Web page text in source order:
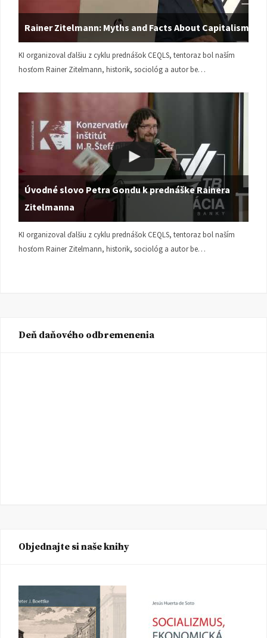
Rainer Zitelmann: Myths and Facts About Capitalism
KI organizoval ďalšiu z cyklu prednášok CEQLS, tentoraz bol naším
hosťom Rainer Zitelmann, historik, sociológ a autor be…
Úvodné slovo Petra Gondu k prednáške Rainera
Zitelmanna
KI organizoval ďalšiu z cyklu prednášok CEQLS, tentoraz bol naším
hosťom Rainer Zitelmann, historik, sociológ a autor be…
Deň daňového odbremenenia
Objednajte si naše knihy